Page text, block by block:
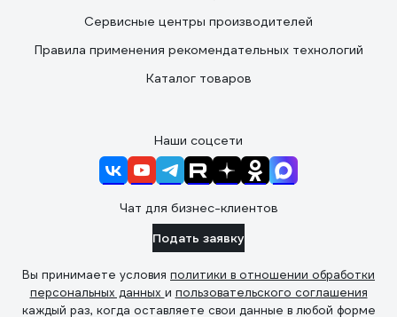
Сервисные центры производителей
Правила применения рекомендательных технологий
Каталог товаров
Наши соцсети
Чат для бизнес-клиентов
Подать заявку
Вы принимаете условия политики в отношении обработки
персональных данных и пользовательского соглашения
каждый раз, когда оставляете свои данные в любой форме